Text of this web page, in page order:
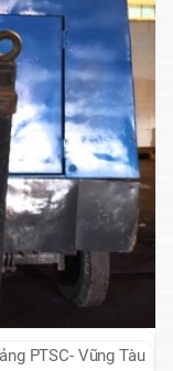
PTSC- Vũng Tàu